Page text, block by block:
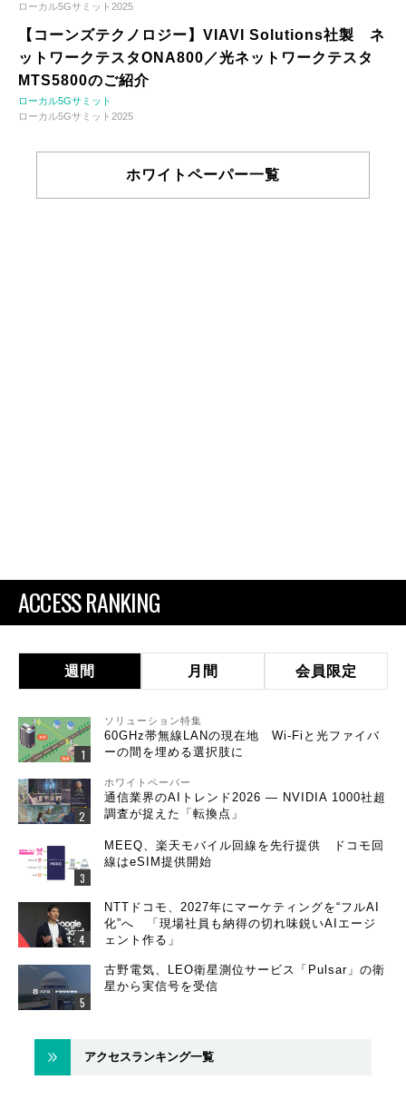
ローカル5Gサミット2025
【コーンズテクノロジー】VIAVI Solutions社製 ネ
ットワークテスタONA800／光ネットワークテスタ
MTS5800のご紹介
ローカル5Gサミット
ローカル5Gサミット2025
ホワイトペーパー一覧
ACCESS RANKING
週間 月間 会員限定
ソリューション特集
60GHz帯無線LANの現在地 Wi-Fiと光ファイバ
ーの間を埋める選択肢に
ホワイトペーパー
通信業界のAIトレンド2026 ― NVIDIA 1000社超
調査が捉えた「転換点」
MEEQ、楽天モバイル回線を先行提供 ドコモ回
線はeSIM提供開始
NTTドコモ、2027年にマーケティングを“フルAI
化”へ 「現場社員も納得の切れ味鋭いAIエージ
ェント作る」
古野電気、LEO衛星測位サービス「Pulsar」の衛
星から実信号を受信
アクセスランキング一覧